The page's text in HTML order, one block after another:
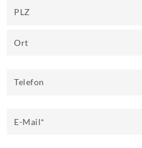
PLZ
Ort
Telefon
E-Mail*